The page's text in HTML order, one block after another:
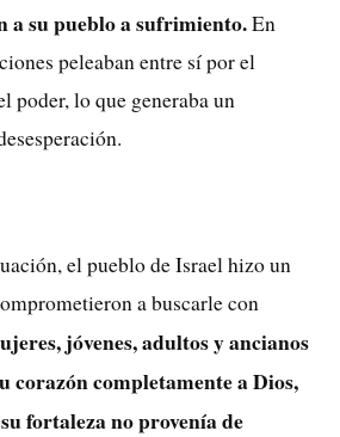
a su pueblo a sufrimiento.En
peleaban entre sí por el
poder, lo que generaba un
el pueblo de Israel hizo un
a buscarle con
jóvenes, adultos y ancianos
corazón completamente a Dios,
fortaleza no provenía de